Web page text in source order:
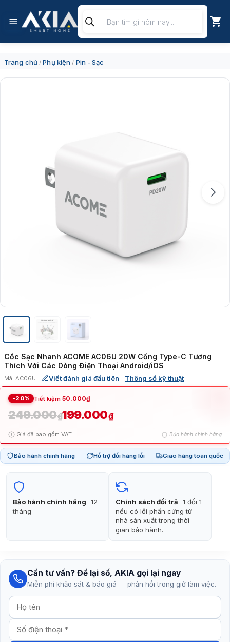
kiếm
sản
Trang chủ / Phụ kiện / Pin - Sạc
Cốc Sạc Nhanh ACOME AC06U 20W Cổng Type-C Tương
Thích Với Các Dòng Điện Thoại Android/iOS
Mã: AC06U Viết đánh giá đầu tiên Thông số kỹ thuật
-20% Tiết kiệm50.000₫
249.000₫
Giá
gốc
là:
249.000₫.
199.000₫
Giá
hiện
tại
là:
199.000₫.
Giá đã bao gồm VAT Bảo hành chính hãng
Bảo hành chính hãng Hỗ trợ đổi hàng lỗi Giao hàng toàn quốc
Bảo hành chính hãng
12
tháng
Chính sách đổi trả
1 đổi 1
nếu có lỗi phần cứng từ
nhà sản xuất trong thời
gian bảo hành.
Cần tư vấn? Để lại số, AKIA gọi lại ngay
Miễn phí khảo sát & báo giá — phản hồi trong giờ làm việc.